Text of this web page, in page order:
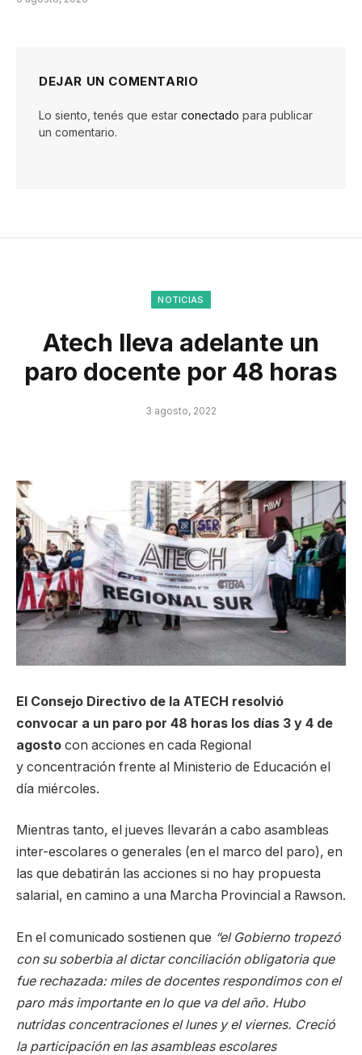
DEJAR UN COMENTARIO
Lo siento, tenés que estar conectado para publicar
un comentario.
NOTICIAS
Atech lleva adelante un
paro docente por 48 horas
3 agosto, 2022
El Consejo Directivo de la ATECH resolvió
convocar a un paro por 48 horas los días 3 y 4 de
agosto con acciones en cada Regional
y concentración frente al Ministerio de Educación el
día miércoles.
Mientras tanto, el jueves llevarán a cabo asambleas
inter-escolares o generales (en el marco del paro), en
las que debatirán las acciones si no hay propuesta
salarial, en camino a una Marcha Provincial a Rawson.
En el comunicado sostienen que “el Gobierno tropezó
con su soberbia al dictar conciliación obligatoria que
fue rechazada: miles de docentes respondimos con el
paro más importante en lo que va del año. Hubo
nutridas concentraciones el lunes y el viernes. Creció
la participación en las asambleas escolares